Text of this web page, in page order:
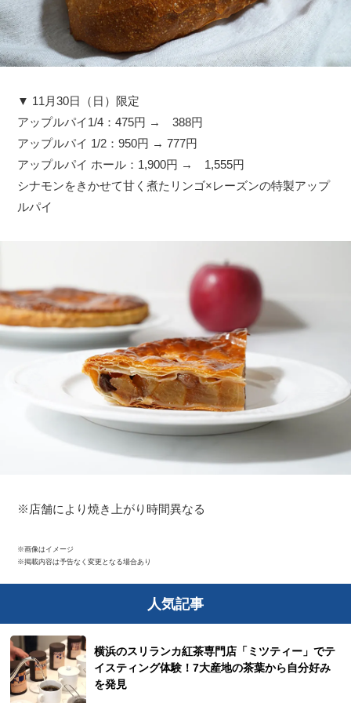
▼ 11月30日（日）限定
アップルパイ1/4：475円 → 388円
アップルパイ 1/2：950円 → 777円
アップルパイ ホール：1,900円 → 1,555円
シナモンをきかせて甘く煮たリンゴ×レーズンの特製アップ
ルパイ
※店舗により焼き上がり時間異なる
※画像はイメージ
※掲載内容は予告なく変更となる場合あり
人気記事
横浜のスリランカ紅茶専門店「ミツティー」でテ
イスティング体験！7大産地の茶葉から自分好み
を発見